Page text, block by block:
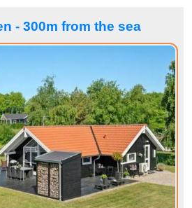
- 300m from the sea